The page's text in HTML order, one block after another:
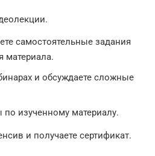
самостоятельные задания
материала.
и обсуждаете сложные
по изученному материалу.
и получаете сертификат.